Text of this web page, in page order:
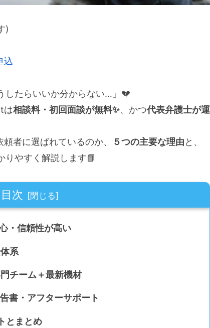
)
込
したらいいか分からない…」💔
は相談料・初回面談が無料✨、かつ代表弁護士が運
者に選ばれているのか、
５つの主要な理由と、
りやすく解説します📘
目次
・信頼性が高い
系
チーム＋最新機材
書・アフターサポート
とまとめ